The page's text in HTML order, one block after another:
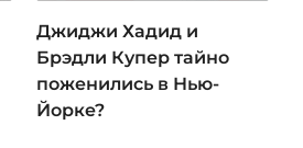
Джиджи Хадид и
Брэдли Купер тайно
поженились в Нью-
Йорке?